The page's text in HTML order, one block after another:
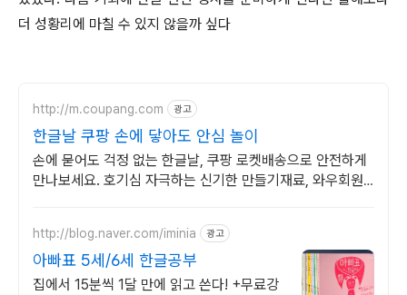
더 성황리에 마칠 수 있지 않을까 싶다
http://m.coupang.com 광고
한글날 쿠팡 손에 닿아도 안심 놀이
손에 묻어도 걱정 없는 한글날, 쿠팡 로켓배송으로 안전하게
만나보세요. 호기심 자극하는 신기한 만들기재료, 와우회원
http://blog.naver.com/iminia 광고
아빠표 5세/6세 한글공부
집에서 15분씩 1달 만에 읽고 쓴다! +무료강